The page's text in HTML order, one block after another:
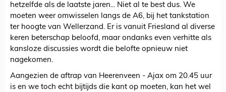
hetzelfde als de laatste jaren... Niet al te best dus. We
moeten weer omwisselen langs de A6, bij het tankstation
ter hoogte van Wellerzand. Er is vanuit Friesland al diverse
keren beterschap beloofd, maar ondanks even verhitte als
kansloze discussies wordt die belofte opnieuw niet
nagekomen.
Aangezien de aftrap van Heerenveen - Ajax om 20.45 uur
is en we toch echt bijtijds die kant op moeten, kan het wel